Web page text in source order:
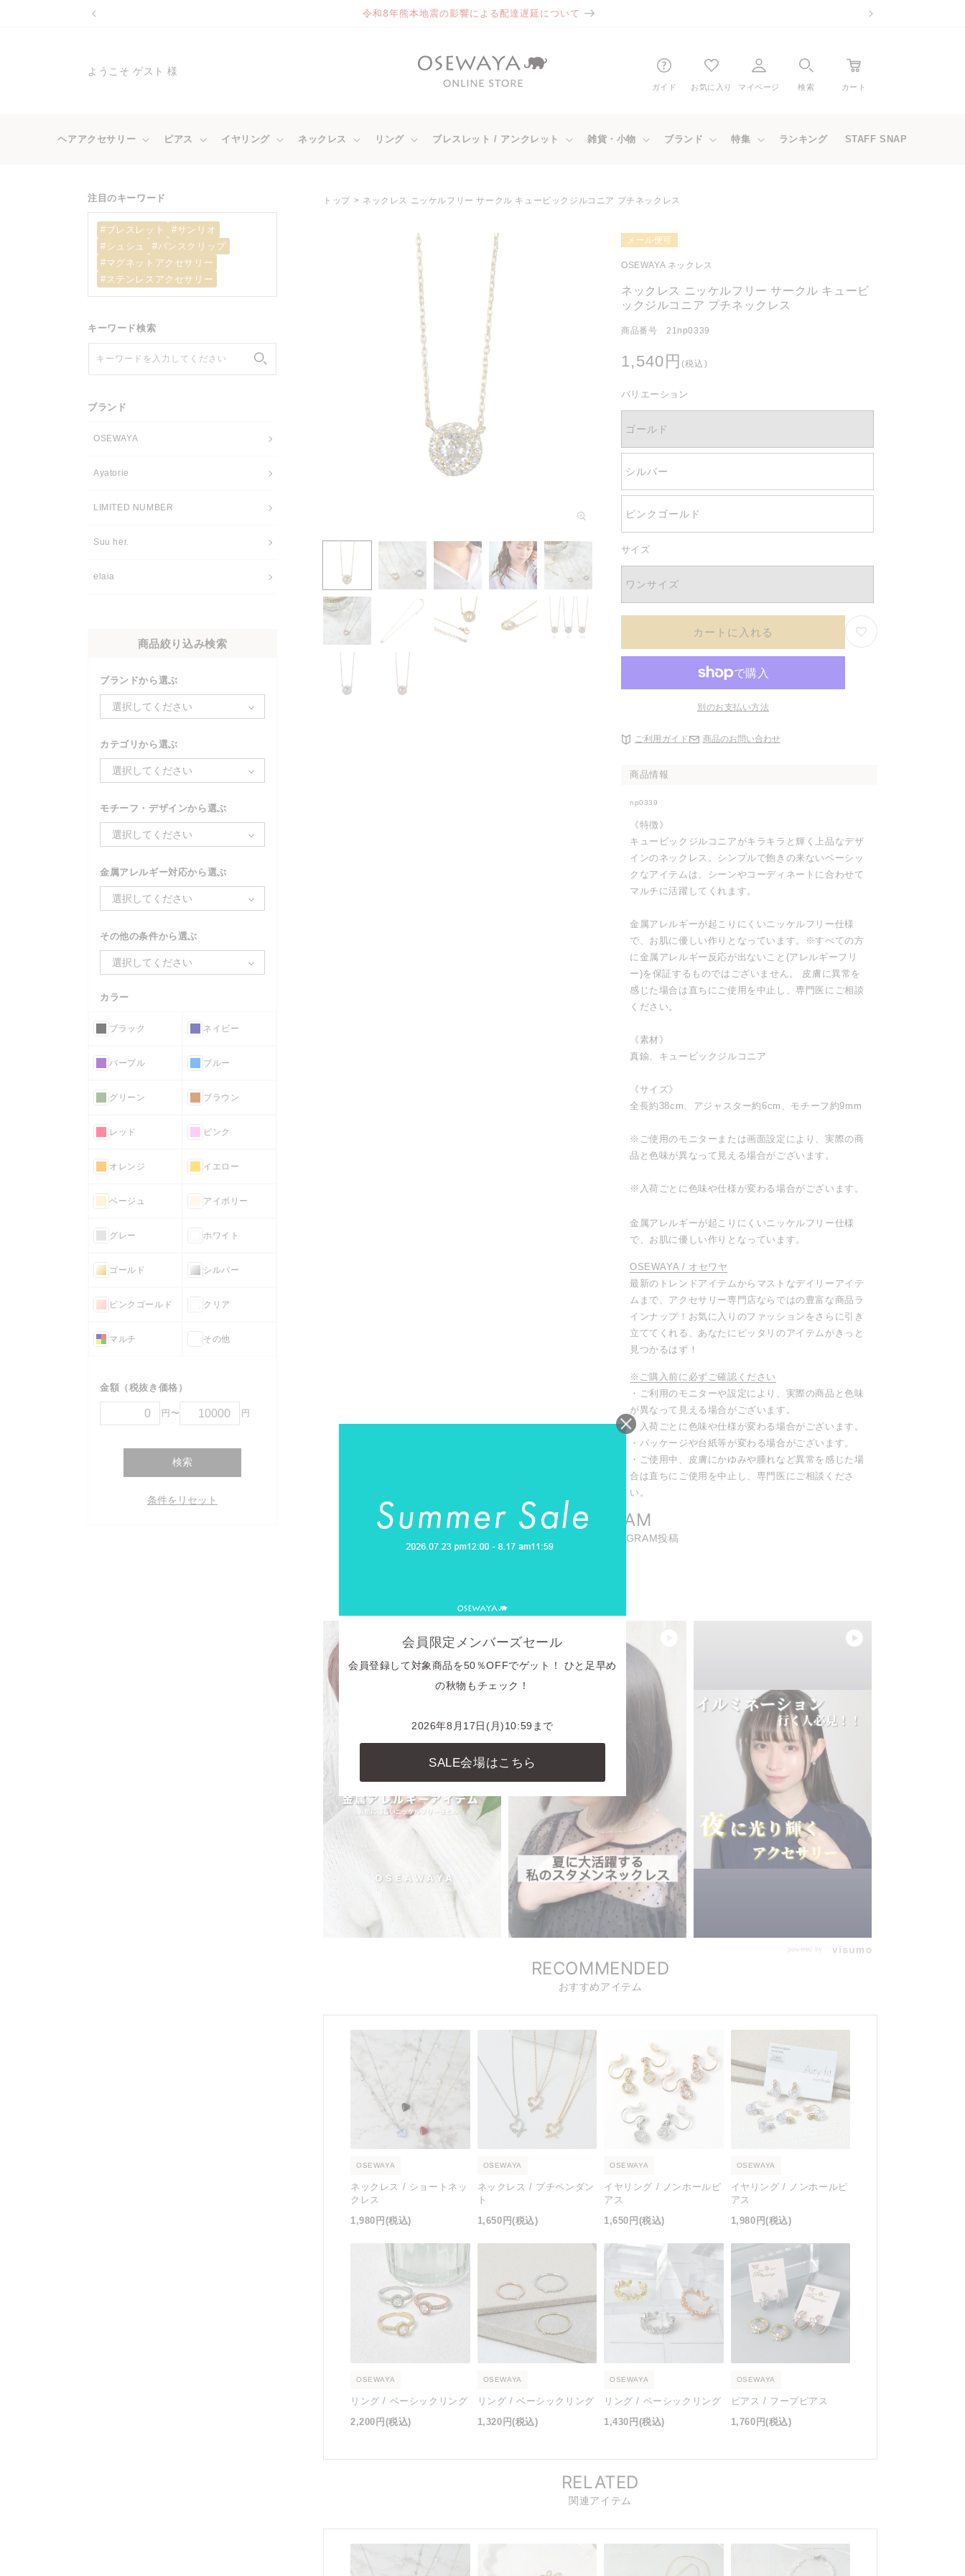
令和8年熊本地震の影響による配達遅延について
ようこそ ゲスト 様
ガイド お気に入り マイページ 検索 カート
ヘアアクセサリー ピアス イヤリング ネックレス リング ブレスレット / アンクレット 雑貨・小物 ブランド 特集 ランキング STAFF SNAP
注目のキーワード
#ブレスレット
#サンリオ
#シュシュ
#バンスクリップ
#マグネットアクセサリー
#ステンレスアクセサリー
キーワード検索
キーワードを入力してください
ブランド
OSEWAYA
Ayatorie
LIMITED NUMBER
Suu her.
elaia
商品絞り込み検索
ブランドから選ぶ
選択してください
カテゴリから選ぶ
選択してください
モチーフ・デザインから選ぶ
選択してください
金属アレルギー対応から選ぶ
選択してください
その他の条件から選ぶ
選択してください
カラー
ブラック ネイビー
パープル ブルー
グリーン ブラウン
レッド ピンク
オレンジ イエロー
ベージュ アイボリー
グレー ホワイト
ゴールド シルバー
ピンクゴールド クリア
マルチ その他
金額（税抜き価格）
円〜 円
検索
条件をリセット
トップ ネックレス ニッケルフリー サークル キュービックジルコニア プチネックレス
デ
ィ
ア
メール便可
OSEWAYA ネックレス
ネックレス ニッケルフリー サークル キュービ
ックジルコニア プチネックレス
商品番号 21np0339
通
価
1,540円 (税込)
バリエーション
ゴールド
シルバー
ピンクゴールド
サイズ
ワンサイズ
カートに入れる
別のお支払い方法
ご利用ガイド 商品のお問い合わせ
商品情報
np0339
《特徴》
キュービックジルコニアがキラキラと輝く上品なデザ
インのネックレス。シンプルで飽きの来ないベーシッ
クなアイテムは、シーンやコーディネートに合わせて
マルチに活躍してくれます。
金属アレルギーが起こりにくいニッケルフリー仕様
で、お肌に優しい作りとなっています。※すべての方
に金属アレルギー反応が出ないこと(アレルギーフリ
ー)を保証するものではございません。 皮膚に異常を
感じた場合は直ちにご使用を中止し、専門医にご相談
ください。
《素材》
真鍮、キュービックジルコニア
《サイズ》
全長約38cm、アジャスター約6cm、モチーフ約9mm
※ご使用のモニターまたは画面設定により、実際の商
品と色味が異なって見える場合がございます。
※入荷ごとに色味や仕様が変わる場合がございます。
金属アレルギーが起こりにくいニッケルフリー仕様
で、お肌に優しい作りとなっています。
OSEWAYA / オセワヤ
最新のトレンドアイテムからマストなデイリーアイテ
ムまで、アクセサリー専門店ならではの豊富な商品ラ
インナップ！お気に入りのファッションをさらに引き
立ててくれる、あなたにピッタリのアイテムがきっと
見つかるはず！
※ご購入前に必ずご確認ください
・ご利用のモニターや設定により、実際の商品と色味
が異なって見える場合がございます。
・入荷ごとに色味や仕様が変わる場合がございます。
・パッケージや台紙等が変わる場合がございます。
・ご使用中、皮膚にかゆみや腫れなど異常を感じた場
合は直ちにご使用を中止し、専門医にご相談くださ
い。
INSTAGRAM
商品に関連したINSTAGRAM投稿
powered by
RECOMMENDED
おすすめアイテム
OSEWAYA
ネックレス / ショートネッ
クレス
1,980円 (税込)
OSEWAYA
ネックレス / プチペンダン
ト
1,650円(税込)
OSEWAYA
イヤリング / ノンホールピ
アス
1,650円 (税込)
OSEWAYA
イヤリング / ノンホールピ
アス
1,980円(税込)
OSEWAYA
リング / ベーシックリング
2,200円 (税込)
OSEWAYA
リング / ベーシックリング
1,320円(税込)
OSEWAYA
リング / ベーシックリング
1,430円 (税込)
OSEWAYA
ピアス / フープピアス
1,760円(税込)
RELATED
関連アイテム
会員限定メンバーズセール
会員登録して対象商品を50％OFFでゲット！ ひと足早め
の秋物もチェック！
2026年8月17日(月)10:59まで
SALE会場はこちら